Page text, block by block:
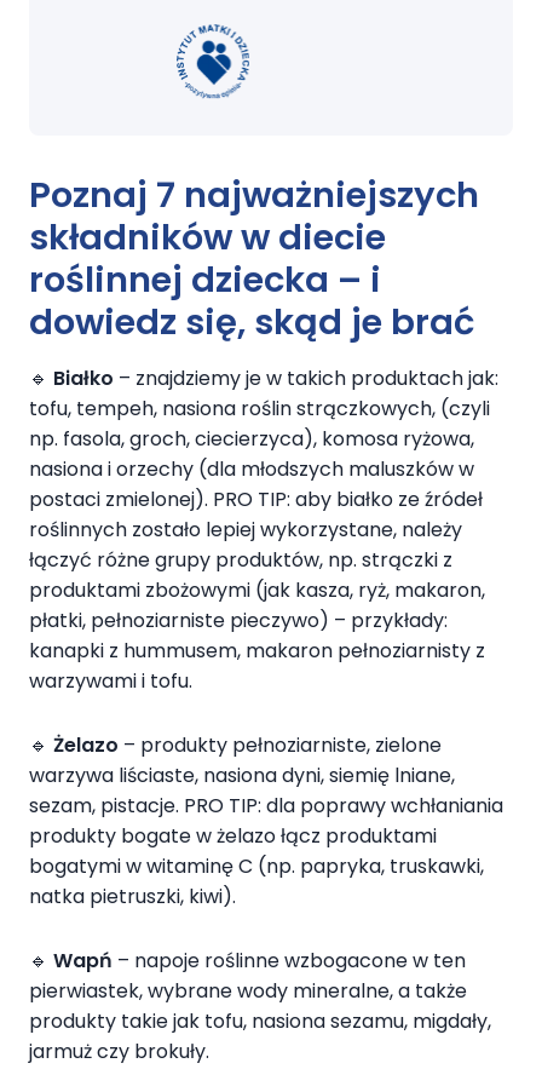
Poznaj 7 najważniejszych
składników w diecie
roślinnej dziecka – i
dowiedz się, skąd je brać
🔹 Białko – znajdziemy je w takich produktach jak:
tofu, tempeh, nasiona roślin strączkowych, (czyli
np. fasola, groch, ciecierzyca), komosa ryżowa,
nasiona i orzechy (dla młodszych maluszków w
postaci zmielonej). PRO TIP: aby białko ze źródeł
roślinnych zostało lepiej wykorzystane, należy
łączyć różne grupy produktów, np. strączki z
produktami zbożowymi (jak kasza, ryż, makaron,
płatki, pełnoziarniste pieczywo) – przykłady:
kanapki z hummusem, makaron pełnoziarnisty z
warzywami i tofu.
🔹 Żelazo – produkty pełnoziarniste, zielone
warzywa liściaste, nasiona dyni, siemię lniane,
sezam, pistacje. PRO TIP: dla poprawy wchłaniania
produkty bogate w żelazo łącz produktami
bogatymi w witaminę C (np. papryka, truskawki,
natka pietruszki, kiwi).
🔹 Wapń – napoje roślinne wzbogacone w ten
pierwiastek, wybrane wody mineralne, a także
produkty takie jak tofu, nasiona sezamu, migdały,
jarmuż czy brokuły.